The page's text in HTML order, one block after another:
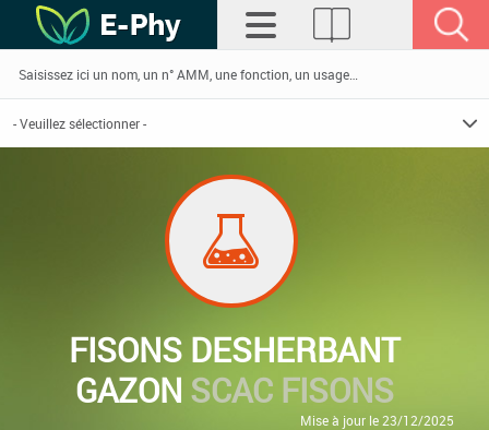
FISONS DESHERBANT
GAZON SCAC FISONS
Mise à jour le 23/12/2025